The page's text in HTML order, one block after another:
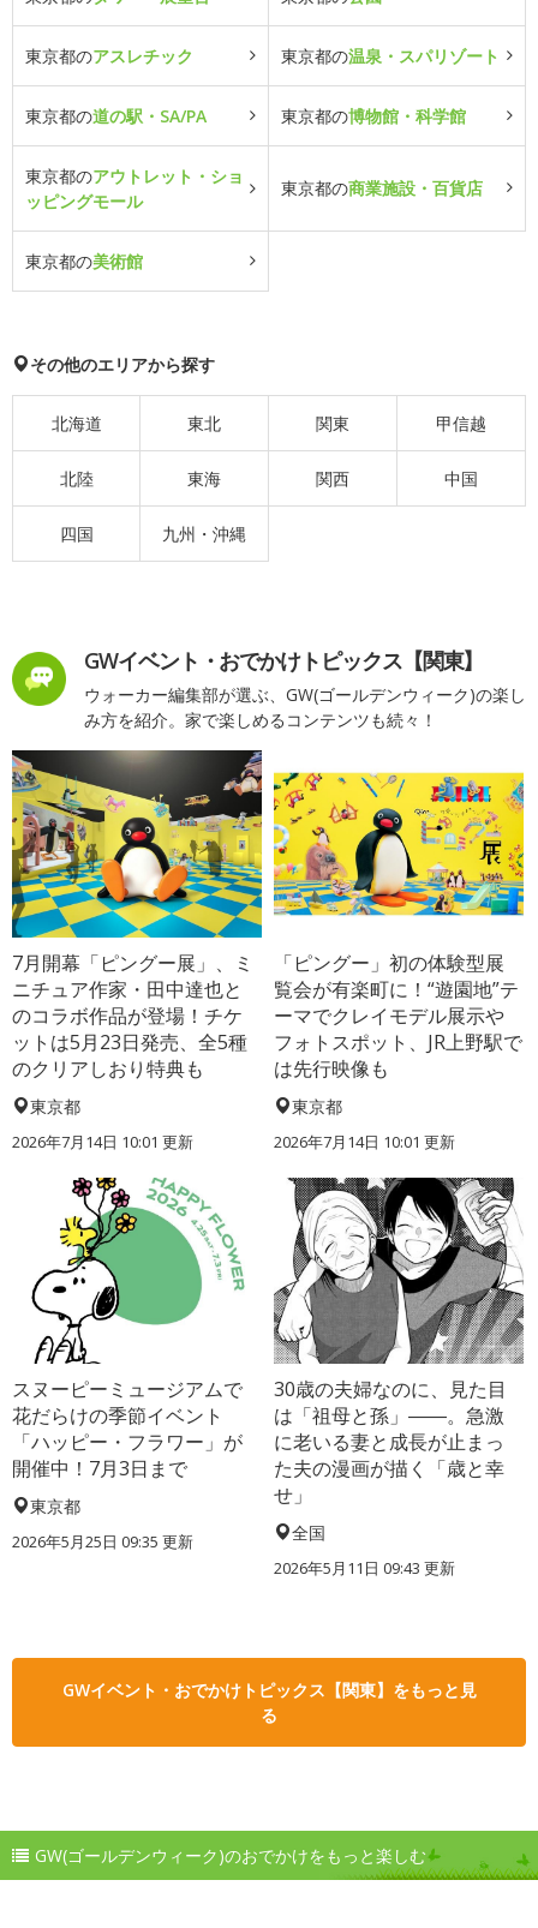
東京都のアスレチック 東京都の温泉・スパリゾート
東京都の道の駅・SA/PA 東京都の博物館・科学館
東京都のアウトレット・ショ
ッピングモール
東京都の商業施設・百貨店
東京都の美術館
その他のエリアから探す
北海道 東北 関東 甲信越
北陸 東海 関西 中国
四国 九州・沖縄
GWイベント・おでかけトピックス【関東】
ウォーカー編集部が選ぶ、GW(ゴールデンウィーク)の楽し
み方を紹介。家で楽しめるコンテンツも続々！
7月開幕「ピングー展」、ミ
ニチュア作家・田中達也と
のコラボ作品が登場！チケ
ットは5月23日発売、全5種
のクリアしおり特典も
東京都
2026年7月14日 10:01 更新
「ピングー」初の体験型展
覧会が有楽町に！“遊園地”テ
ーマでクレイモデル展示や
フォトスポット、JR上野駅で
は先行映像も
東京都
2026年7月14日 10:01 更新
スヌーピーミュージアムで
花だらけの季節イベント
「ハッピー・フラワー」が
開催中！7月3日まで
東京都
2026年5月25日 09:35 更新
30歳の夫婦なのに、見た目
は「祖母と孫」――。急激
に老いる妻と成長が止まっ
た夫の漫画が描く「歳と幸
せ」
全国
2026年5月11日 09:43 更新
GWイベント・おでかけトピックス【関東】をもっと見
る
GW(ゴールデンウィーク)のおでかけをもっと楽しむ